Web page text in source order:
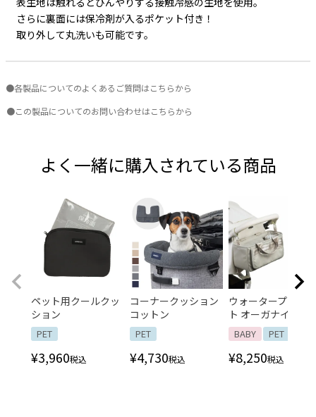
さらに裏面には保冷剤が入るポケット付き！
取り外して丸洗いも可能です。
●各製品についてのよくあるご質問はこちらから
●この製品についてのお問い合わせはこちらから
よく一緒に購入されている商品
ペット用クールクッ
ション
PET
¥3,960税込
コーナークッション
コットン
PET
¥4,730税込
ウォータープロテク
ト オーガナイザー
BABY PET
¥8,250税込